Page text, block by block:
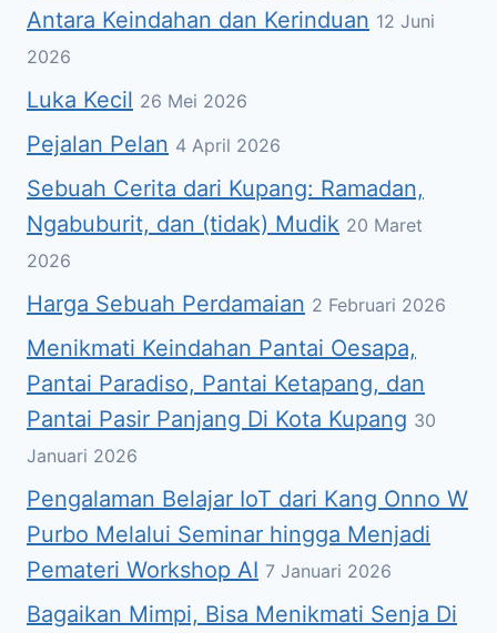
Antara Keindahan dan Kerinduan 12 Juni
2026
Luka Kecil 26 Mei 2026
Pejalan Pelan 4 April 2026
Sebuah Cerita dari Kupang: Ramadan,
Ngabuburit, dan (tidak) Mudik 20 Maret
2026
Harga Sebuah Perdamaian 2 Februari 2026
Menikmati Keindahan Pantai Oesapa,
Pantai Paradiso, Pantai Ketapang, dan
Pantai Pasir Panjang Di Kota Kupang 30
Januari 2026
Pengalaman Belajar IoT dari Kang Onno W
Purbo Melalui Seminar hingga Menjadi
Pemateri Workshop AI 7 Januari 2026
Bagaikan Mimpi, Bisa Menikmati Senja Di